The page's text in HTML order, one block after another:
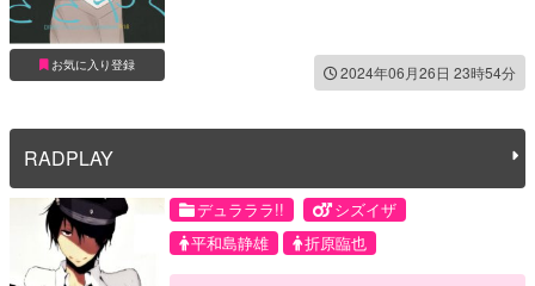
お気に入り登録 2024年06月26日 23時54分
RADPLAY
デュラララ!!
シズイザ
平和島静雄
折原臨也